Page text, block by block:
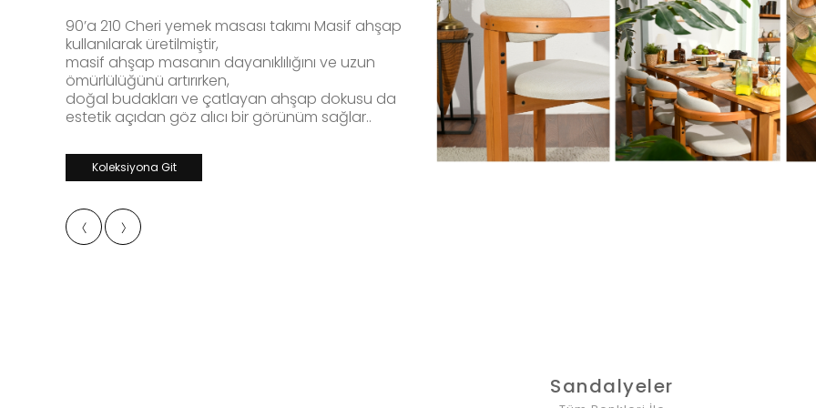
90’a 210 Cheri yemek masası takımı Masif ahşap
kullanılarak üretilmiştir,
masif ahşap masanın dayanıklılığını ve uzun
ömürlülüğünü artırırken,
doğal budakları ve çatlayan ahşap dokusu da
estetik açıdan göz alıcı bir görünüm sağlar..
Koleksiyona Git
‹ ›
Sandalyeler